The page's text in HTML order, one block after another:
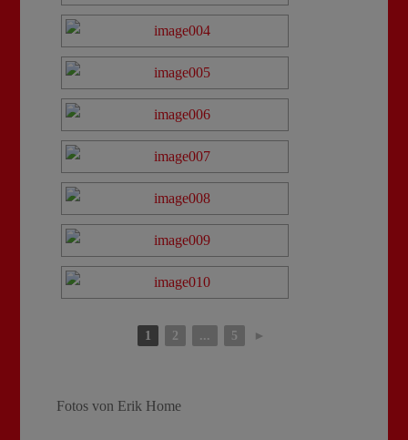
1 2 ... 5 ►
Fotos von Erik Home